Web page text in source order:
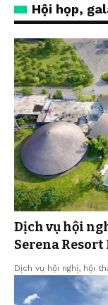
Hội họp,
Dịch vụ hội
Serena
Dịch vụ hội nghị, hội